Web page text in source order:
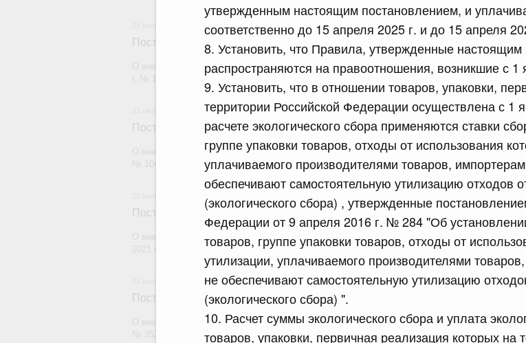
утвержденным настоящим постановлением, и
соответственно до 15 апреля 2025 г. и до 15 апреля
8. Установить, что Правила, утвержденные
распространяются на правоотношения, возникшие с 1
9. Установить, что в отношении товаров, упаковки,
территории Российской Федерации осуществлена с 1
расчете экологического сбора применяются ставки
группе упаковки товаров, отходы от использования
уплачиваемого производителями товаров,
обеспечивают самостоятельную утилизацию отходов
(экологического сбора) , утвержденные
Федерации от 9 апреля 2016 г. № 284 "Об
товаров, группе упаковки товаров, отходы от
утилизации, уплачиваемого производителями
не обеспечивают самостоятельную утилизацию
(экологического сбора) ".
10. Расчет суммы экологического сбора и уплата
товаров, упаковки, первичная реализация которых на
Постановление Правительства Российской Федерации от 21.07.2026 г. № 916
О внесении изменений в постановление Правительства Российской Федерации от 25 ноября
Постановление Правительства Российской Федерации от 21.07.2026 г. №
О внесении изменений в постановление Правительства Российской Федерации от 29 июня
Постановление Правительства Российской Федерации от 21.07.2026 г. № 920
О внесении изменений в постановление Правительства Российской Федерации от 30
Постановление Правительства Российской Федерации от 21.07.2026 г. № 919
О внесении изменения в постановление Правительства Российской Федерации от 12 марта